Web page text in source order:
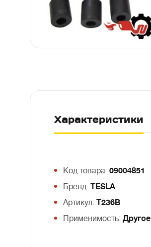
Характеристики
Код товара: 09004851
Бренд: TESLA
Артикул: T236B
Применимость: Другое